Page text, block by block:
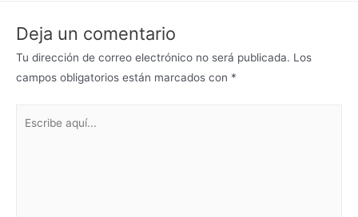
Deja un comentario
Tu dirección de correo electrónico no será publicada. Los
campos obligatorios están marcados con *